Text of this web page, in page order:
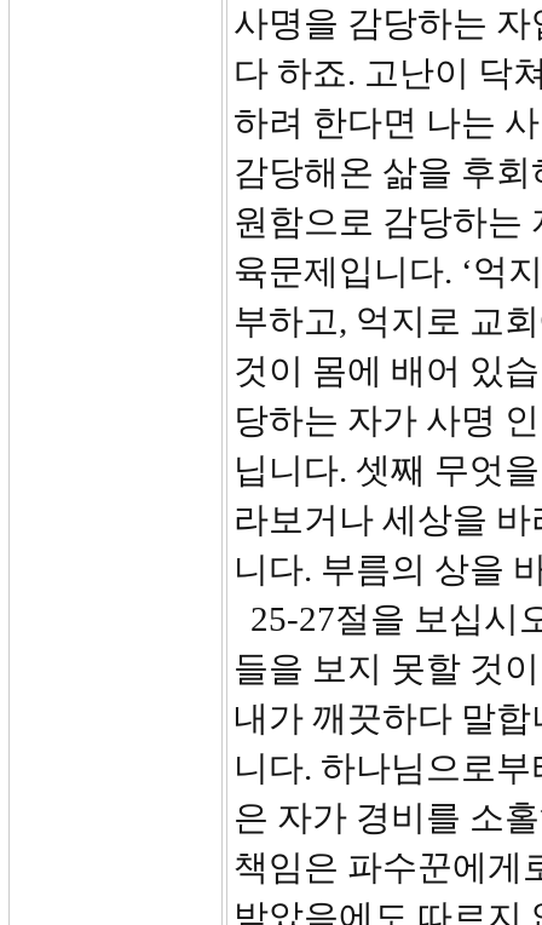
사명을 감당하는
다 하죠. 고난이 닥
하려 한다면 나는
감당해온 삶을 후
원함으로 감당하는
육문제입니다. ‘억
부하고, 억지로 교
것이 몸에 배어 있
당하는 자가 사명
닙니다. 셋째 무엇
라보거나 세상을
니다. 부름의 상을
25-27절을 보십시
들을 보지 못할 것
내가 깨끗하다 말
니다. 하나님으로
은 자가 경비를 소
책임은 파수꾼에게
받았음에도 따르지